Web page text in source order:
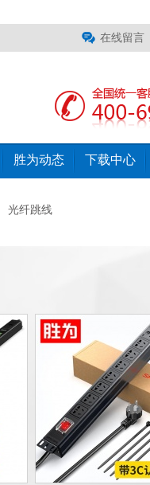
在线留言
胜为动态 下载中心
光纤跳线